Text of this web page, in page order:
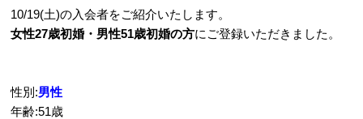
10/19(土)の入会者をご紹介いたします。
女性27歳初婚・男性51歳初婚の方にご登録いただきました。
性別:男性
年齢:51歳